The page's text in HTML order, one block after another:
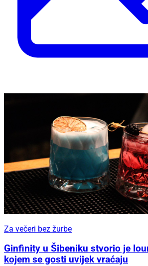
Za večeri bez žurbe
Ginfinity u Šibeniku stvorio je
kojem se gosti uvijek vraćaju